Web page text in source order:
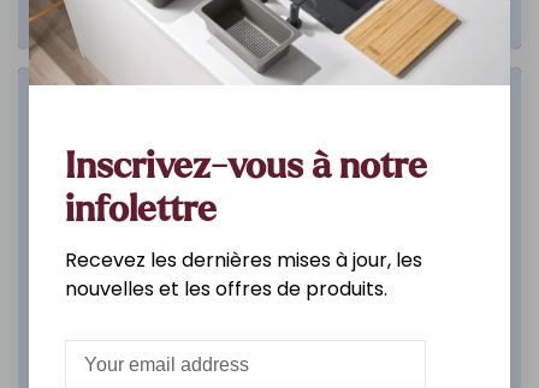
DÉCOUVREZ
Inscrivez-vous à notre
infolettre
Recevez les dernières mises à jour, les
nouvelles et les offres de produits.